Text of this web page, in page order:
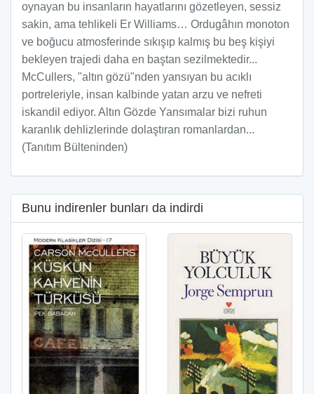
oynayan bu insanların hayatlarını gözetleyen, sessiz
sakin, ama tehlikeli Er Williams… Ordugâhın monoton
ve boğucu atmosferinde sıkışıp kalmış bu beş kişiyi
bekleyen trajedi daha en baştan sezilmektedir...
McCullers, "altın gözü"nden yansıyan bu acıklı
portreleriyle, insan kalbinde yatan arzu ve nefreti
iskandil ediyor. Altın Gözde Yansımalar bizi ruhun
karanlık dehlizlerinde dolaştıran romanlardan...
(Tanıtım Bülteninden)
Bunu indirenler bunları da indirdi